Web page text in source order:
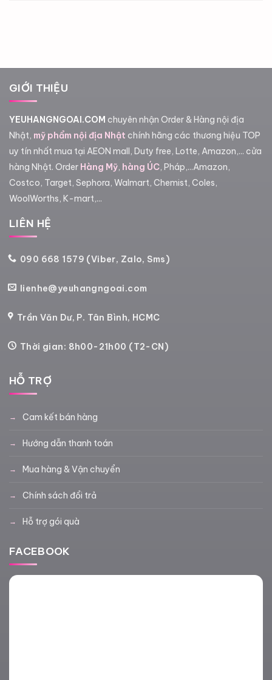
GIỚI THIỆU
YEUHANGNGOAI.COM chuyên nhận Order & Hàng nội địa
Nhật, mỹ phẩm nội địa Nhật chính hãng các thương hiệu TOP
uy tín nhất mua tại AEON mall, Duty free, Lotte, Amazon,... cửa
hàng Nhật. Order Hàng Mỹ, hàng ÚC, Pháp,...Amazon,
Costco, Target, Sephora, Walmart, Chemist, Coles,
WoolWorths, K-mart,...
LIÊN HỆ
090 668 1579 (Viber, Zalo, Sms)
lienhe@yeuhangngoai.com
Trần Văn Dư, P. Tân Bình, HCMC
Thời gian: 8h00-21h00 (T2-CN)
HỖ TRỢ
Cam kết bán hàng
Hướng dẫn thanh toán
Mua hàng & Vận chuyển
Chính sách đổi trả
Hỗ trợ gói quà
FACEBOOK